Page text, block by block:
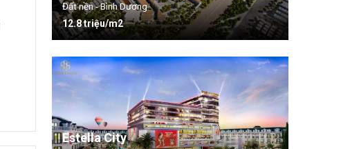
Đất nền - Bình Dương
12.8 triệu/m2
Estella City